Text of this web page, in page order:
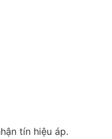
tín hiệu áp.